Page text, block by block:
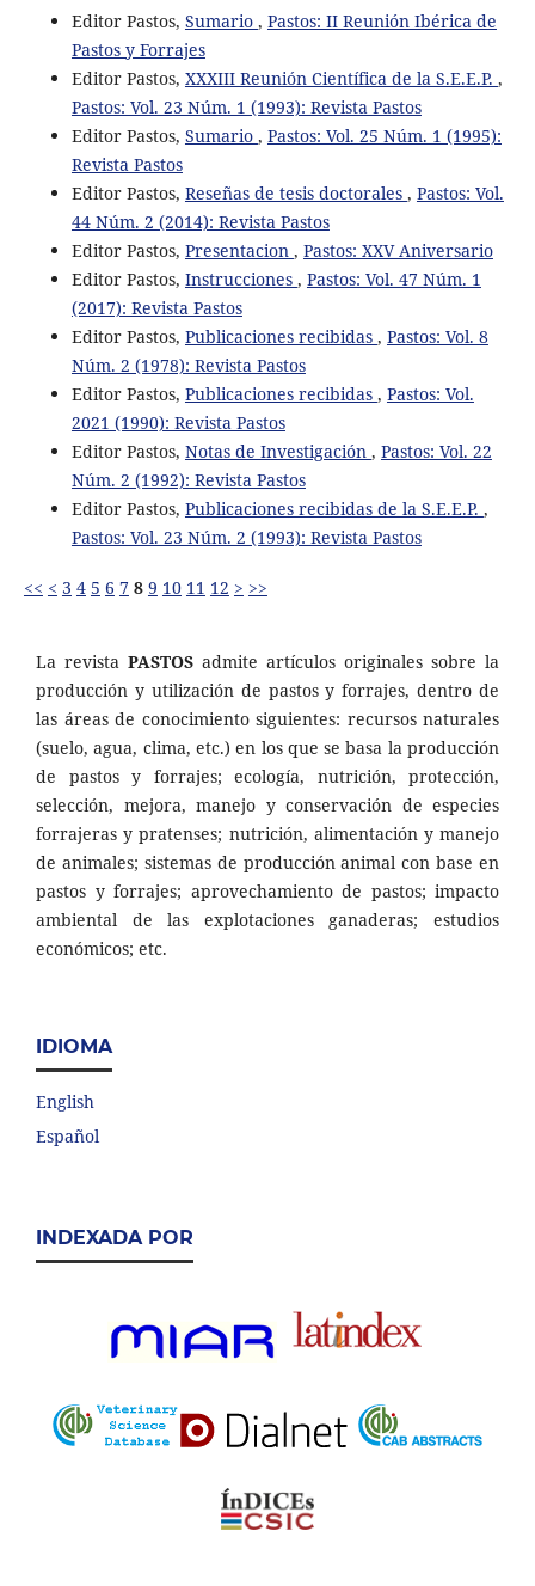
Editor Pastos, Sumario , Pastos: II Reunión Ibérica de
Pastos y Forrajes
Editor Pastos, XXXIII Reunión Científica de la S.E.E.P. ,
Pastos: Vol. 23 Núm. 1 (1993): Revista Pastos
Editor Pastos, Sumario , Pastos: Vol. 25 Núm. 1 (1995):
Revista Pastos
Editor Pastos, Reseñas de tesis doctorales , Pastos: Vol.
44 Núm. 2 (2014): Revista Pastos
Editor Pastos, Presentacion , Pastos: XXV Aniversario
Editor Pastos, Instrucciones , Pastos: Vol. 47 Núm. 1
(2017): Revista Pastos
Editor Pastos, Publicaciones recibidas , Pastos: Vol. 8
Núm. 2 (1978): Revista Pastos
Editor Pastos, Publicaciones recibidas , Pastos: Vol.
2021 (1990): Revista Pastos
Editor Pastos, Notas de Investigación , Pastos: Vol. 22
Núm. 2 (1992): Revista Pastos
Editor Pastos, Publicaciones recibidas de la S.E.E.P. ,
Pastos: Vol. 23 Núm. 2 (1993): Revista Pastos
<< < 3 4 5 6 7 8 9 10 11 12 > >>
La revista PASTOS admite artículos originales sobre la
producción y utilización de pastos y forrajes, dentro de
las áreas de conocimiento siguientes: recursos naturales
(suelo, agua, clima, etc.) en los que se basa la producción
de pastos y forrajes; ecología, nutrición, protección,
selección, mejora, manejo y conservación de especies
forrajeras y pratenses; nutrición, alimentación y manejo
de animales; sistemas de producción animal con base en
pastos y forrajes; aprovechamiento de pastos; impacto
ambiental de las explotaciones ganaderas; estudios
económicos; etc.
IDIOMA
English
Español
INDEXADA POR